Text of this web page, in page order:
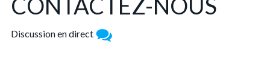
Discussion en direct